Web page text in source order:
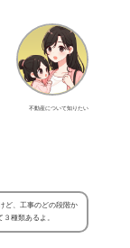
不動産について知りたい
ど、工事のどの段階か
種類あるよ。